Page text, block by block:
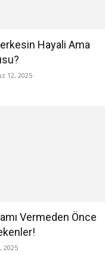
Hayali Ama
12, 2025
Vermeden Önce
2025